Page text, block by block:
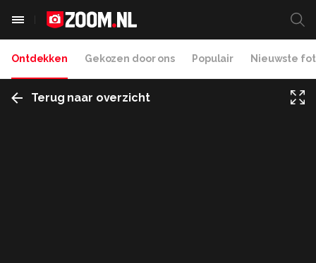
Ontdekken Gekozen door ons Populair Nieuwste
Terug naar overzicht